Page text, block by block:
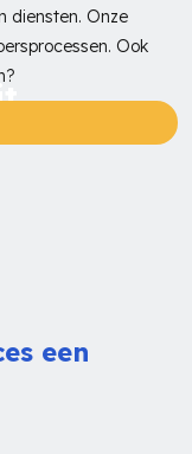
diensten. Onze
Ook
een